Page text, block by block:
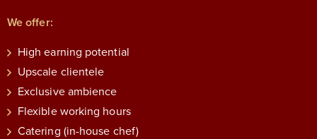
We offer:
High earning potential
Upscale clientele
Exclusive ambience
Flexible working hours
Catering (in-house chef)